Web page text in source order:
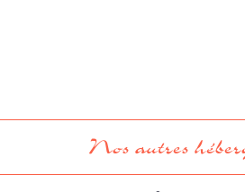
Nos autres